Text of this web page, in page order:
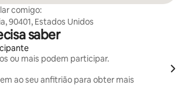
comigo:
90401, Estados Unidos
saber
ou mais podem participar.
ao seu anfitrião para obter mais